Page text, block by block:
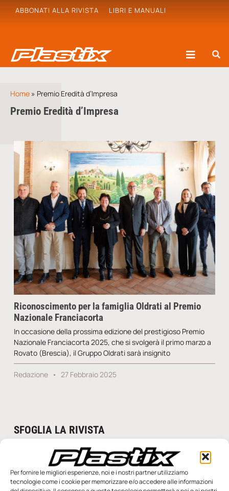
Per fornire le migliori esperienze, noi e i nostri partner utilizziamo
tecnologie come i cookie per memorizzare e/o accedere alle informazioni
ABBONATI ALLA RIVISTA LIBRI E MANUALI
Home » Premio Eredità d’Impresa
Premio Eredità d’Impresa
Riconoscimento per la famiglia Oldrati al Premio
Nazionale Franciacorta
In occasione della prossima edizione del prestigioso Premio
Nazionale Franciacorta 2025, che si svolgerà il primo marzo a
Rovato (Brescia), il Gruppo Oldrati sarà insignito
Redazione 27 Febbraio 2025
SFOGLIA LA RIVISTA